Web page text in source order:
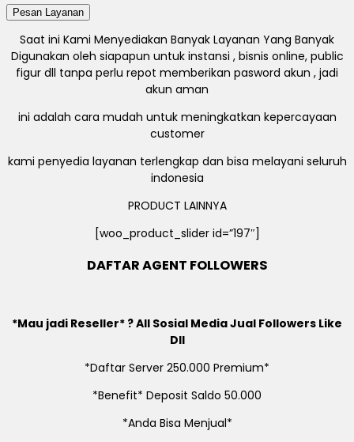
Saat ini Kami Menyediakan Banyak Layanan Yang Banyak
Digunakan oleh siapapun untuk instansi , bisnis online, public
figur dll tanpa perlu repot memberikan pasword akun , jadi
akun aman
ini adalah cara mudah untuk meningkatkan kepercayaan
customer
kami penyedia layanan terlengkap dan bisa melayani seluruh
indonesia
PRODUCT LAINNYA
[woo_product_slider id=”197″]
DAFTAR AGENT FOLLOWERS
*Mau jadi Reseller* ? All Sosial Media Jual Followers Like
Dll
*Daftar Server 250.000 Premium*
*Benefit* Deposit Saldo 50.000
*Anda Bisa Menjual*